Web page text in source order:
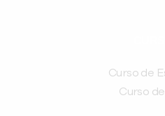
Curso de
Curso